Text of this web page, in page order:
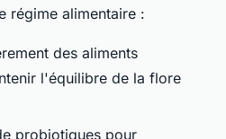
régime alimentaire :
des aliments
l'équilibre de la flore
probiotiques pour